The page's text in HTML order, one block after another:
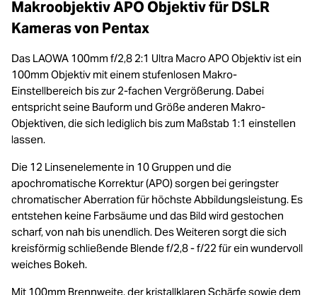
Makroobjektiv APO Objektiv für DSLR
Kameras von Pentax
Das LAOWA 100mm f/2,8 2:1 Ultra Macro APO Objektiv ist ein
100mm Objektiv mit einem stufenlosen Makro-
Einstellbereich bis zur 2-fachen Vergrößerung. Dabei
entspricht seine Bauform und Größe anderen Makro-
Objektiven, die sich lediglich bis zum Maßstab 1:1 einstellen
lassen.
Die 12 Linsenelemente in 10 Gruppen und die
apochromatische Korrektur (APO) sorgen bei geringster
chromatischer Aberration für höchste Abbildungsleistung. Es
entstehen keine Farbsäume und das Bild wird gestochen
scharf, von nah bis unendlich. Des Weiteren sorgt die sich
kreisförmig schließende Blende f/2,8 - f/22 für ein wundervoll
weiches Bokeh.
Mit 100mm Brennweite, der kristallklaren Schärfe sowie dem